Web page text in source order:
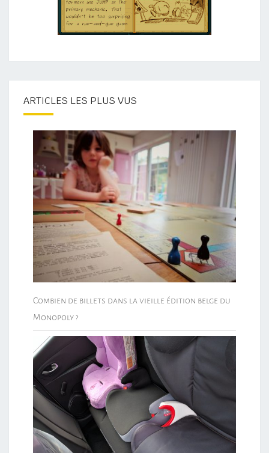
ARTICLES LES PLUS VUS
Combien de billets dans la vieille édition belge du
Monopoly ?